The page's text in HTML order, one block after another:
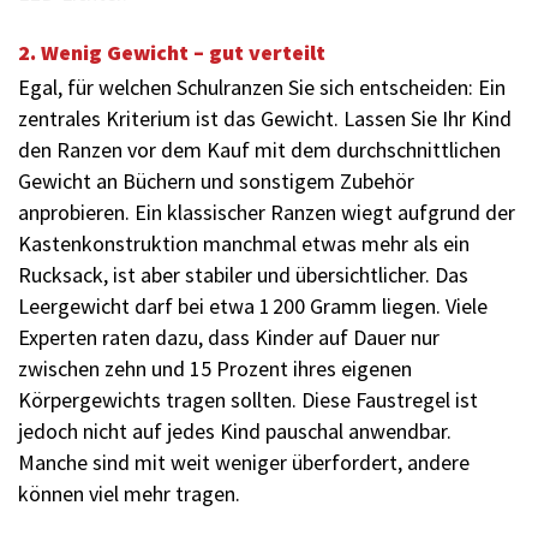
2. Wenig Gewicht – gut verteilt
Egal, für welchen Schulranzen Sie sich entscheiden: Ein
zentrales Kriterium ist das Gewicht. Lassen Sie Ihr Kind
den Ranzen vor dem Kauf mit dem durchschnittlichen
Gewicht an Büchern und sonstigem Zubehör
anprobieren. Ein klassischer Ranzen wiegt aufgrund der
Kastenkonstruktion manchmal etwas mehr als ein
Rucksack, ist aber stabiler und übersichtlicher. Das
Leergewicht darf bei etwa 1 200 Gramm liegen. Viele
Experten raten dazu, dass Kinder auf Dauer nur
zwischen zehn und 15 Prozent ihres eigenen
Körpergewichts tragen sollten. Diese Faustregel ist
jedoch nicht auf jedes Kind pauschal anwendbar.
Manche sind mit weit weniger überfordert, andere
können viel mehr tragen.